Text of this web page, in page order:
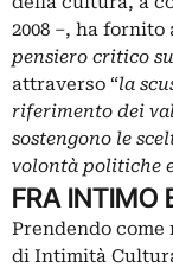
2008 –, ha fornito
pensiero critico
attraverso “la
riferimento dei
sostengono le
volontà politiche
FRA INTIMO
Prendendo
di Intimità